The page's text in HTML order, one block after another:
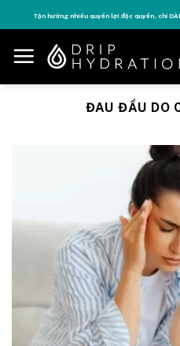
to
content
Tận hưởng nhiều quyền lợi độc quyền, chỉ
ĐAU ĐẦU DO